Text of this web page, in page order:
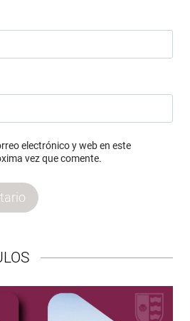
electrónico y web en este
vez que comente.